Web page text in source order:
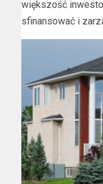
większość
sfinansować i